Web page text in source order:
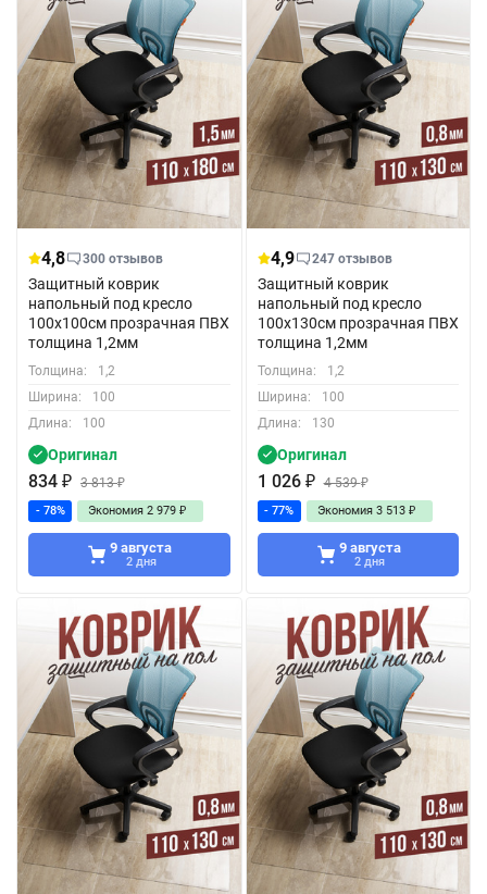
4,8 300 отзывов
Защитный коврик
напольный под кресло
100x100см прозрачная ПВХ
толщина 1,2мм
Толщина:
1,2
Ширина:
100
Длина:
100
Оригинал
834 ₽ 3 813₽
- 78% Экономия 2 979 ₽
9 августа
2 дня
4,9 247 отзывов
Защитный коврик
напольный под кресло
100x130см прозрачная ПВХ
толщина 1,2мм
Толщина:
1,2
Ширина:
100
Длина:
130
Оригинал
1 026 ₽ 4 539₽
- 77% Экономия 3 513 ₽
9 августа
2 дня